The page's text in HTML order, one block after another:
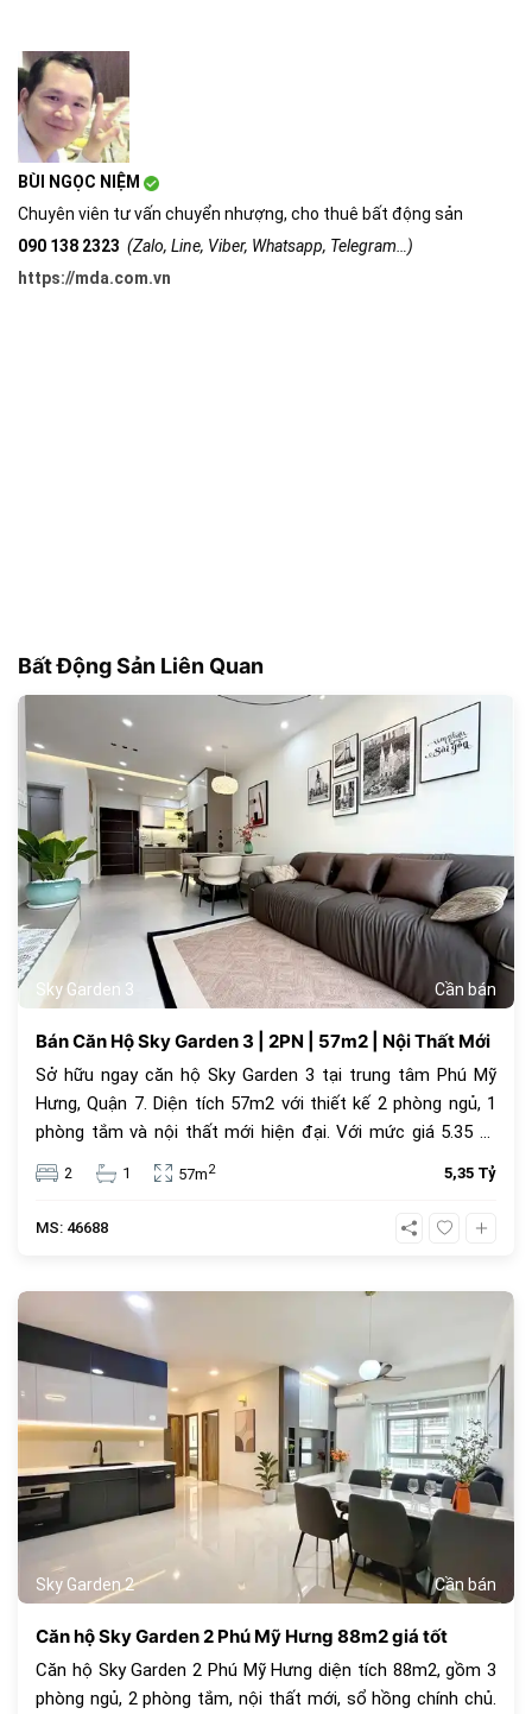
BÙI NGỌC NIỆM
Chuyên viên tư vấn chuyển nhượng, cho thuê bất động sản
090 138 2323 (Zalo, Line, Viber, Whatsapp, Telegram…)
https://mda.com.vn
Bất Động Sản Liên Quan
Sky Garden 3 Cần bán
181
Bán Căn Hộ Sky Garden 3 | 2PN | 57m2 | Nội Thất Mới
Sở hữu ngay căn hộ Sky Garden 3 tại trung tâm Phú Mỹ
Hưng, Quận 7. Diện tích 57m2 với thiết kế 2 phòng ngủ, 1
phòng tắm và nội thất mới hiện đại. Với mức giá 5.35 tỷ
đồng, đây là lựa chọn an cư lý tưởng hoặc đầu tư cho
thuê sinh lời cao trong cộng đồng văn minh.
2 1 57m2 5,35 Tỷ
MS: 46688
Sky Garden 2 Cần bán
Căn hộ Sky Garden 2 Phú Mỹ Hưng 88m2 giá tốt
Căn hộ Sky Garden 2 Phú Mỹ Hưng diện tích 88m2, gồm 3
phòng ngủ, 2 phòng tắm, nội thất mới, sổ hồng chính chủ.